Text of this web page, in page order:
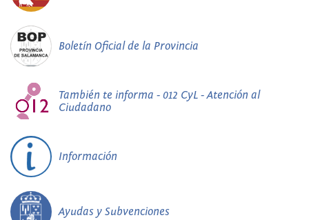
Boletín Oficial de la Provincia
También te informa - 012 CyL - Atención al
Ciudadano
Información
Ayudas y Subvenciones